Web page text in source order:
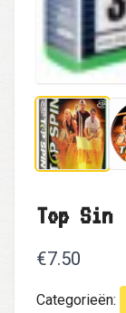
Top Sin
€7.50
Categorieën: